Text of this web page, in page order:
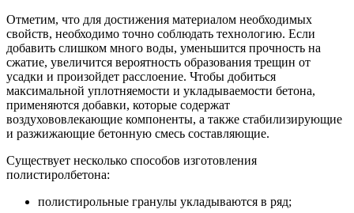
Отметим, что для достижения материалом необходимых
свойств, необходимо точно соблюдать технологию. Если
добавить слишком много воды, уменьшится прочность на
сжатие, увеличится вероятность образования трещин от
усадки и произойдет расслоение. Чтобы добиться
максимальной уплотняемости и укладываемости бетона,
применяются добавки, которые содержат
воздухововлекающие компоненты, а также стабилизирующие
и разжижающие бетонную смесь составляющие.
Существует несколько способов изготовления
полистиролбетона:
полистирольные гранулы укладываются в ряд;